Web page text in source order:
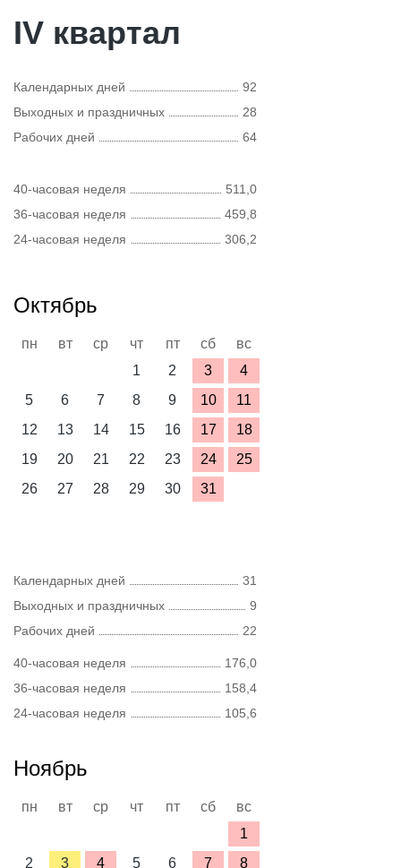
IV квартал
Календарных дней
92
Выходных и праздничных
28
Рабочих дней
64
40-часовая неделя
511,0
36-часовая неделя
459,8
24-часовая неделя
306,2
Октябрь
пн вт ср чт пт сб
вс
1
2 3
4
5
6 7 8 9 10
11
12
13 14 15 16 17
18
19
20 21 22 23 24
25
26
27 28 29 30 31
Календарных дней
31
Выходных и праздничных
9
Рабочих дней
22
40-часовая неделя
176,0
36-часовая неделя
158,4
24-часовая неделя
105,6
Ноябрь
пн вт ср чт пт сб
вс
1
2
3 4 5 6 7 8